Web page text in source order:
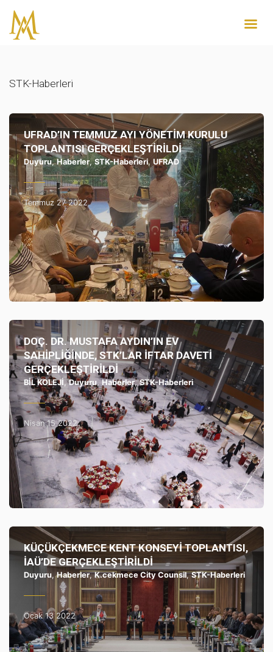
STK-Haberleri
UFRAD’IN TEMMUZ AYI YÖNETİM KURULU
TOPLANTISI GERÇEKLEŞTİRİLDİ
Duyuru,Haberler,STK-Haberleri, UFRAD
Temmuz 27 2022
DOÇ. DR. MUSTAFA AYDIN’IN EV
SAHİPLİĞİNDE, STK’LAR İFTAR DAVETİ
GERÇEKLEŞTİRİLDİ
BİL KOLEJİ,Duyuru,Haberler,STK-Haberleri
Nisan 15 2022
KÜÇÜKÇEKMECE KENT KONSEYİ TOPLANTISI,
İAÜ’DE GERÇEKLEŞTİRİLDİ
Duyuru,Haberler,K.cekmece City Counsil,STK-Haberleri
Ocak 13 2022